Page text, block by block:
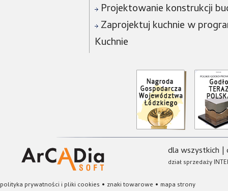
Projektowanie konstrukcji
Zaprojektuj kuchnie w
Kuchnie
dla wszystkich |
dział sprzedaży
polityka prywatności i pliki cookies • znaki towarowe • mapa strony